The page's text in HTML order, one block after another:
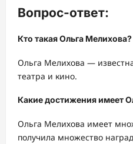
Вопрос-ответ:
Кто такая Ольга Мелихова?
Ольга Мелихова —
театра и кино.
Какие достижения имеет
Ольга Мелихова имеет
получила множество